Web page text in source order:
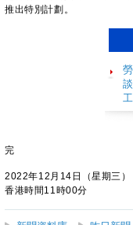
推出特別計劃。
完
2022年12月14日（星期三）
香港時間11時00分